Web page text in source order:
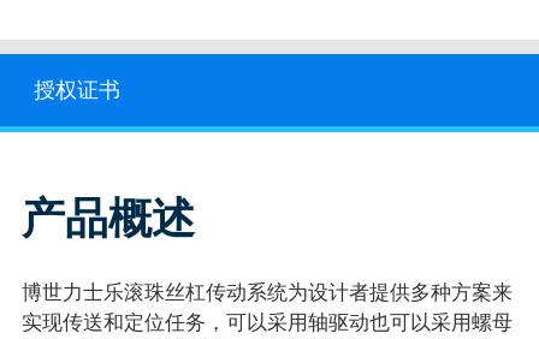
授权证书
产品概述
博世力士乐滚珠丝杠传动系统为设计者提供多种方案来
实现传送和定位任务，可以采用轴驱动也可以采用螺母